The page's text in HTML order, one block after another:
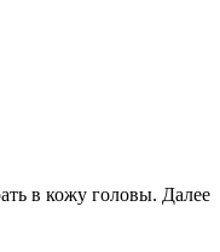
в кожу головы. Далее